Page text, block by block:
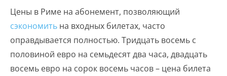
Цены в Риме на абонемент, позволяющий
сэкономить на входных билетах, часто
оправдывается полностью. Тридцать восемь с
половиной евро на семьдесят два часа, двадцать
восемь евро на сорок восемь часов – цена билета